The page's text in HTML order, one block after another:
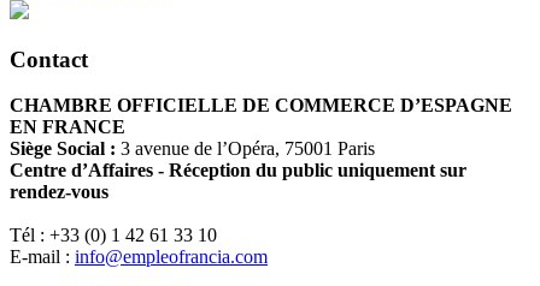
Contact
CHAMBRE OFFICIELLE DE COMMERCE D’ESPAGNE
EN FRANCE
Siège Social : 3 avenue de l’Opéra, 75001 Paris
Centre d’Affaires - Réception du public uniquement sur
rendez-vous
Tél : +33 (0) 1 42 61 33 10
E-mail : info@empleofrancia.com